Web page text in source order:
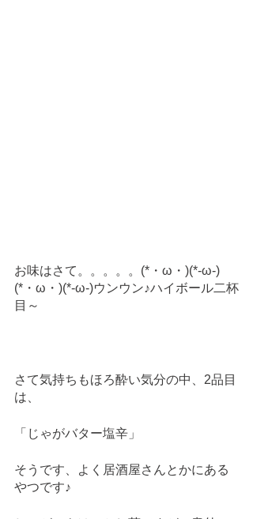
お味はさて。。。。。(*・ω・)(*-ω-)
(*・ω・)(*-ω-)ウンウン♪ハイボール二杯
目～
さて気持ちもほろ酔い気分の中、2品目
は、
「じゃがバター塩辛」
そうです、よく居酒屋さんとかにある
やつです♪